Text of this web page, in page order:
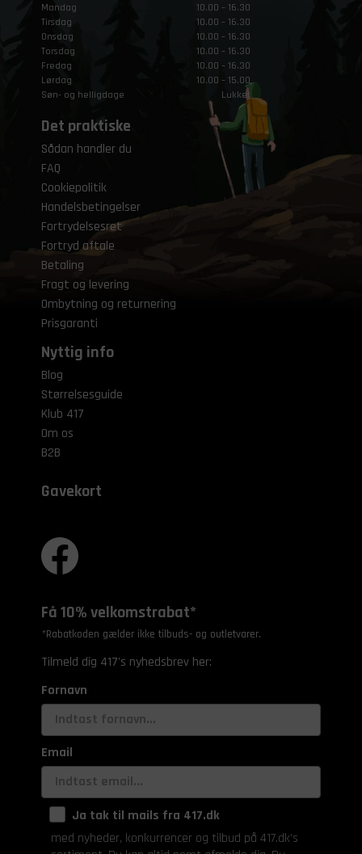
Mandag
10.00 – 16.30
Tirsdag
10.00 – 16.30
Onsdag
10.00 – 16.30
Torsdag
10.00 – 16.30
Fredag
10.00 – 16.30
Lørdag
10.00 – 15.00
Søn- og helligdage
Lukket
Det praktiske
Sådan handler du
FAQ
Cookiepolitik
Handelsbetingelser
Fortrydelsesret
Fortryd aftale
Betaling
Fragt og levering
Ombytning og returnering
Prisgaranti
Nyttig info
Blog
Størrelsesguide
Klub 417
Om os
B2B
Gavekort
Få 10% velkomstrabat*
*Rabatkoden gælder ikke tilbuds- og outletvarer.
Tilmeld dig 417's nyhedsbrev her:
Fornavn
Email
Ja tak til mails fra 417.dk
med nyheder, konkurrencer og tilbud på 417.dk's